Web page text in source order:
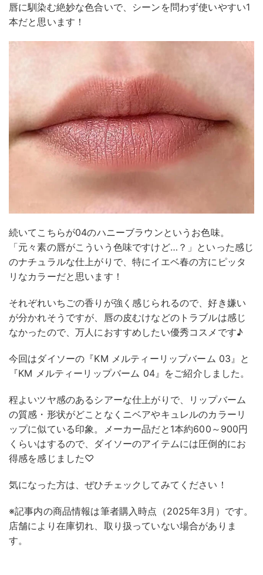
唇に馴染む絶妙な色合いで、シーンを問わず使いやすい1
本だと思います！
続いてこちらが04のハニーブラウンというお色味。
「元々素の唇がこういう色味ですけど…？」といった感じ
のナチュラルな仕上がりで、特にイエベ春の方にピッタ
リなカラーだと思います！
それぞれいちごの香りが強く感じられるので、好き嫌い
が分かれそうですが、唇の皮むけなどのトラブルは感じ
なかったので、万人におすすめしたい優秀コスメです♪
今回はダイソーの『KM メルティーリップバーム 03』と
『KM メルティーリップバーム 04』をご紹介しました。
程よいツヤ感のあるシアーな仕上がりで、リップバーム
の質感・形状がどことなくニベアやキュレルのカラーリ
ップに似ている印象。メーカー品だと1本約600～900円
くらいはするので、ダイソーのアイテムには圧倒的にお
得感を感じました♡
気になった方は、ぜひチェックしてみてください！
※記事内の商品情報は筆者購入時点（2025年3月）です。
店舗により在庫切れ、取り扱っていない場合がありま
す。